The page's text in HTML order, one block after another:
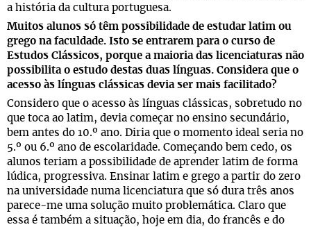
a história da cultura portuguesa.
Muitos alunos só têm possibilidade de estudar latim ou
grego na faculdade. Isto se entrarem para o curso de
Estudos Clássicos, porque a maioria das licenciaturas não
possibilita o estudo destas duas línguas. Considera que o
acesso às línguas clássicas devia ser mais facilitado?
Considero que o acesso às línguas clássicas, sobretudo no
que toca ao latim, devia começar no ensino secundário,
bem antes do 10.º ano. Diria que o momento ideal seria no
5.º ou 6.º ano de escolaridade. Começando bem cedo, os
alunos teriam a possibilidade de aprender latim de forma
lúdica, progressiva. Ensinar latim e grego a partir do zero
na universidade numa licenciatura que só dura três anos
parece-me uma solução muito problemática. Claro que
essa é também a situação, hoje em dia, do francês e do